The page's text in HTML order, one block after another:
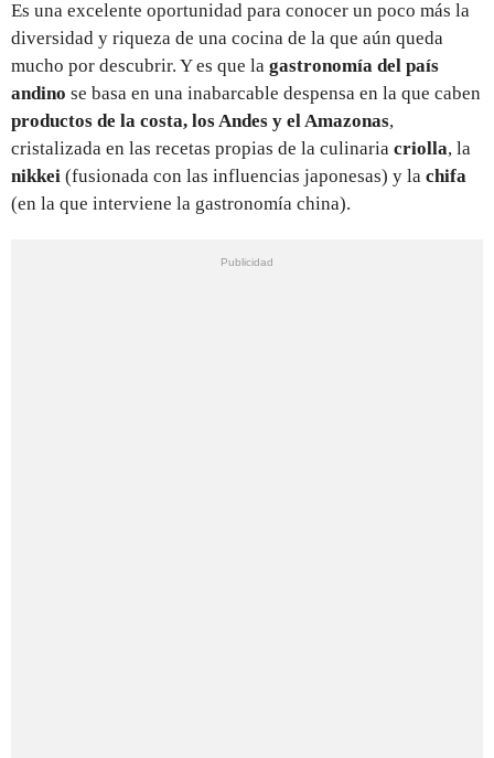
Es una excelente oportunidad para conocer un poco más la
diversidad y riqueza de una cocina de la que aún queda
mucho por descubrir. Y es que la gastronomía del país
andino se basa en una inabarcable despensa en la que caben
productos de la costa, los Andes y el Amazonas,
cristalizada en las recetas propias de la culinaria criolla, la
nikkei (fusionada con las influencias japonesas) y la chifa
(en la que interviene la gastronomía china).